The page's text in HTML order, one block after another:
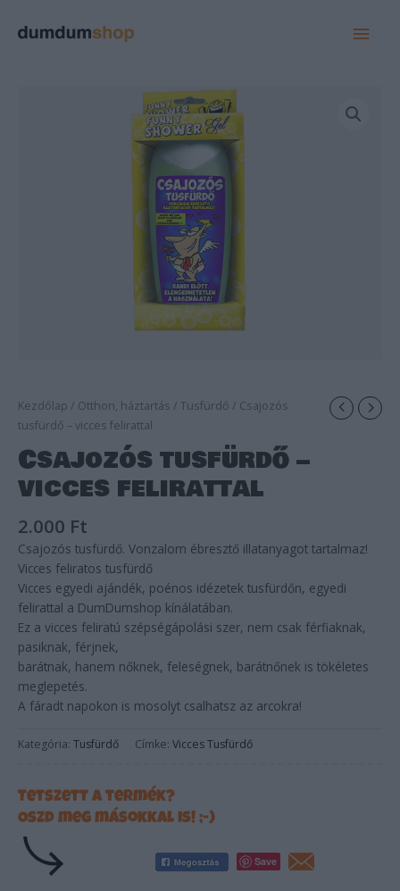
Kezdőlap / Otthon, háztartás / Tusfürdő / Csajozós
tusfürdő – vicces felirattal
Csajozós tusfürdő –
vicces felirattal
2.000 Ft
Csajozós tusfürdő. Vonzalom ébresztő illatanyagot tartalmaz!
Vicces feliratos tusfürdő
Vicces egyedi ajándék, poénos idézetek tusfürdőn, egyedi
felirattal a DumDumshop kínálatában.
Ez a vicces feliratú szépségápolási szer, nem csak férfiaknak,
pasiknak, férjnek,
barátnak, hanem nőknek, feleségnek, barátnőnek is tökéletes
meglepetés.
A fáradt napokon is mosolyt csalhatsz az arcokra!
Kategória: Tusfürdő Címke: Vicces Tusfürdő
Tetszett a termék?
Oszd meg másokkal is! ;-)
Save